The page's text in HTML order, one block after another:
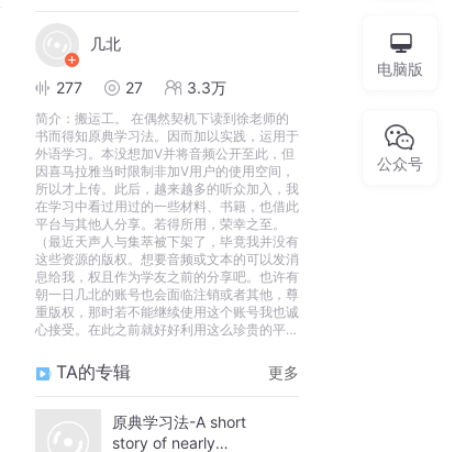
几北
277 27 3.3万
简介： 搬运工。 在偶然契机下读到徐老师的
书而得知原典学习法。因而加以实践，运用于
外语学习。本没想加V并将音频公开至此，但
因喜马拉雅当时限制非加V用户的使用空间，
所以才上传。此后，越来越多的听众加入，我
在学习中看过用过的一些材料、书籍，也借此
平台与其他人分享。若得所用，荣幸之至。
（最近天声人与集萃被下架了，毕竟我并没有
这些资源的版权。想要音频或文本的可以发消
息给我，权且作为学友之前的分享吧。也许有
朝一日几北的账号也会面临注销或者其他，尊
重版权，那时若不能继续使用这个账号我也诚
心接受。在此之前就好好利用这么珍贵的平台
TA的专辑 更多
原典学习法-A short
story of nearly
电脑版
公众号